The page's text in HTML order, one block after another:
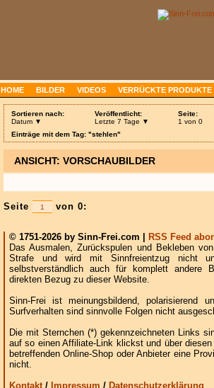
HOME BILDER VIDEOS VERRÜCKTE PRODUKTE
Sortieren nach:
Datum ▼
Veröffentlicht:
Letzte 7 Tage ▼
Seite:
1 von 0
Einträge mit dem Tag: "stehlen"
ANSICHT: VORSCHAUBILDER
Seite von 0:
© 1751-2026 by Sinn-Frei.com |
RSS Feed
Das Ausmalen, Zurückspulen und Bekleben
Strafe und wird mit Sinnfreientzug nicht
selbstverständlich auch für komplett andere
direkten Bezug zu dieser Website.
Sinn-Frei ist meinungsbildend, polarisierend
Surfverhalten sind sinnvolle Folgen nicht
Die mit Sternchen (*) gekennzeichneten Links
auf so einen Affiliate-Link klickst und über
betreffenden Online-Shop oder Anbieter eine
nicht.
Kontakt/ Impressum / Datenschutzerklärung